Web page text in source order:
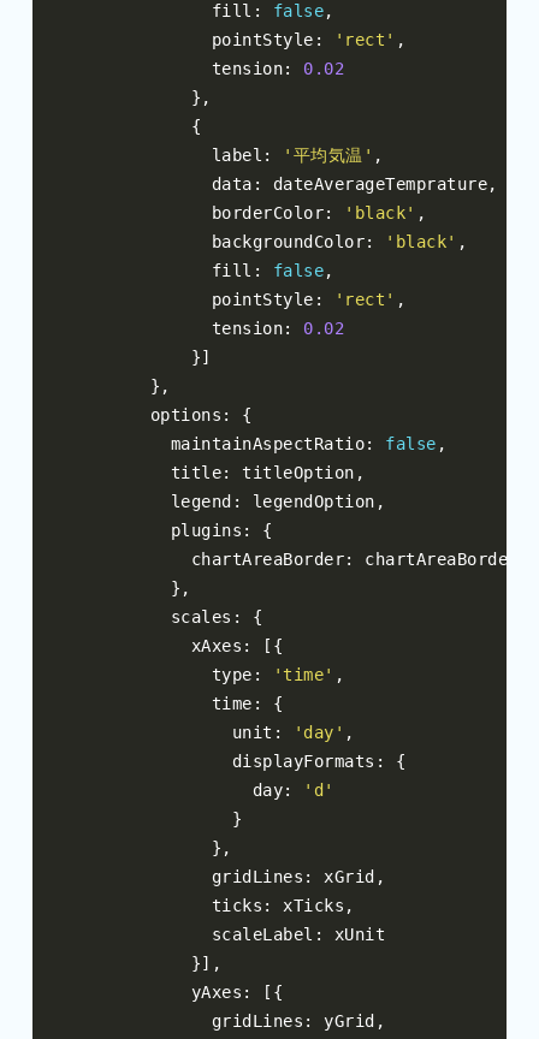
              fill
: false,
              pointStyle
: 'rect' ,
              tension
:
0.02
},
{
              label
: '平均気温' ,
              data
: dateAverageTemprature,
              borderColor
: 'black' ,
              backgroundColor
: 'black' ,
              fill
: false,
              pointStyle
: 'rect' ,
              tension
:
0.02
}]
},
        options
:
{
          maintainAspectRatio
: false ,
          title
: titleOption ,
          legend
: legendOption ,
          plugins
:
{
            chartAreaBorder
:
},
          scales
:
{
            xAxes
:
[{
              type
: 'time' ,
              time
:
{
                unit
: 'day' ,
                displayFormats
:
{
                  day
:
'd'
}
},
              gridLines
: xGrid ,
              ticks
: xTicks ,
              scaleLabel
:
xUnit
}],
            yAxes
:
[{
              gridLines
: yGrid ,